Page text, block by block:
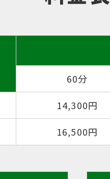
60分
14,300円
16,500円